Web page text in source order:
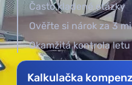
Často kladené otázky
Ověřte si nárok za 3
Okamžitá kontrola letu
Kalkulačka